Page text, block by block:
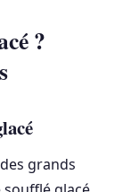
?
grands